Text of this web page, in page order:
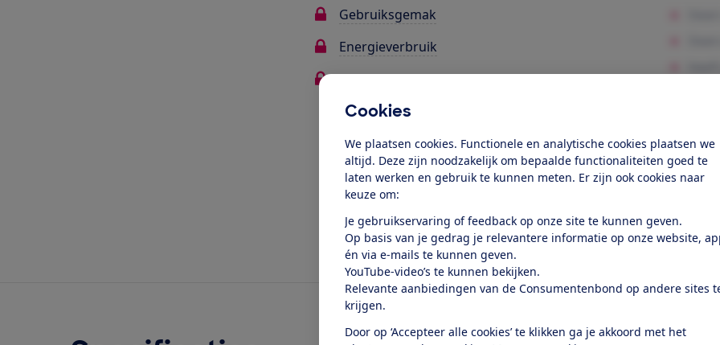
Cookies
We plaatsen cookies. Functionele en analytische cookies plaatsen we
altijd. Deze zijn noodzakelijk om bepaalde functionaliteiten goed te
laten werken en gebruik te kunnen meten. Er zijn ook cookies naar
keuze om:
Je gebruikservaring of feedback op onze site te kunnen geven.
Op basis van je gedrag je relevantere informatie op onze website,
én via e-mails te kunnen geven.
YouTube-video’s te kunnen bekijken.
Relevante aanbiedingen van de Consumentenbond op andere sites
krijgen.
Door op ‘Accepteer alle cookies’ te klikken ga je akkoord met het
Gebruiksgemak
Energieverbruik
Merktevredenheid
Word lid
Al lid? Log in